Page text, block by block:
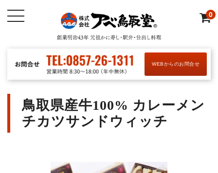
WEBからのお問合せ
0
鳥取県産牛100% カレーメン
チカツサンドウィッチ